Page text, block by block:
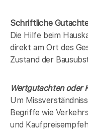
Schriftliche
Die Hilfe beim
direkt am Ort des
Zustand der
Wertgutachten oder
Um
Begriffe wie
und